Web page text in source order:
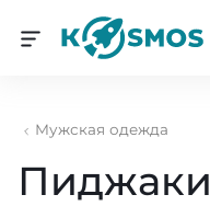
Мужская одежда
Пиджаки